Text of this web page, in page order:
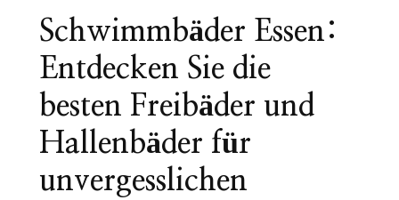
Schwimmbäder Essen:
Entdecken Sie die
besten Freibäder und
Hallenbäder für
unvergesslichen